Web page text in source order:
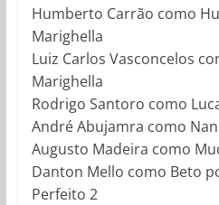
Humberto Carrão como
Marighella
Luiz Carlos Vasconcelos
Marighella
Rodrigo Santoro como
André Abujamra como
Augusto Madeira como
Danton Mello como Beto
Perfeito 2